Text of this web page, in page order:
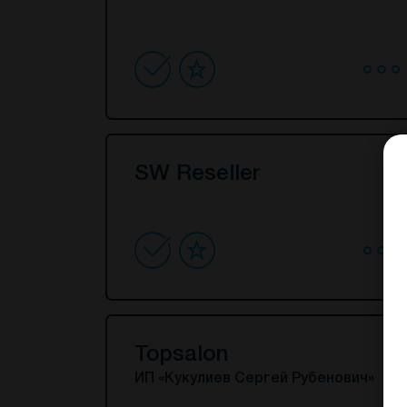
SW Reseller
Topsalon
ИП «Кукулиев Сергей Рубенович»